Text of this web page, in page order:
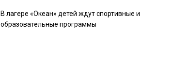
В лагере «Океан» детей ждут спортивные и
образовательные программы